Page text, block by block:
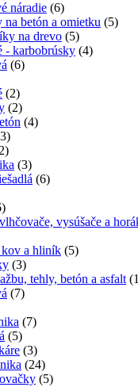
náradie (6)
betón a omietku (5)
na drevo (5)
- karbobrúsky (4)
(6)
(2)
(2)
(4)
(3)
(6)
vysúšače a
a hliník (5)
(3)
tehly, betón a asfalt
(7)
(7)
(5)
(3)
(24)
(5)